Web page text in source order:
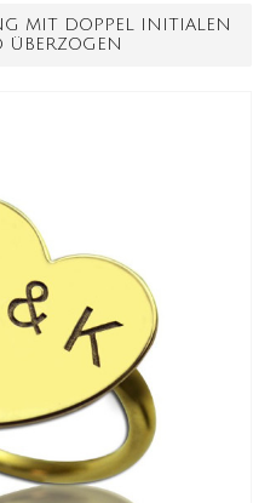
MIT DOPPEL INITIALEN
ÜBERZOGEN